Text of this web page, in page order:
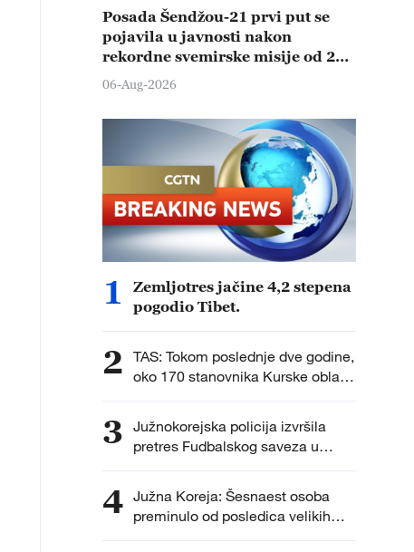
Posada Šendžou-21 prvi put se
pojavila u javnosti nakon
rekordne svemirske misije od 210
dana
06-Aug-2026
1
Zemljotres jačine 4,2 stepena
pogodio Tibet.
2 TAS: Tokom poslednje dve godine,
oko 170 stanovnika Kurske oblasti
vraćeno je u Rusiju sa teritorije
navodima ruskih vlasti, nalazili
protiv svoje volje nakon što su
ukrajinske oružane snage
privremeno zauzele delove
regiona.
3 Južnokorejska policija izvršila
pretres Fudbalskog saveza u
istrazi o imenovanju selektora.
4 Južna Koreja: Šesnaest osoba
preminulo od posledica velikih
vrućina ovog leta.